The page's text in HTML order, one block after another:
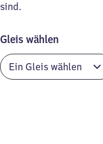
sind.
Gleis wählen